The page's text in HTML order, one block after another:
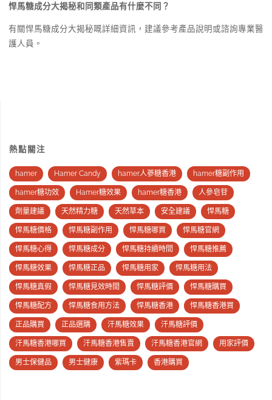
悍馬糖成分大揭秘和同類產品有什麼不同？
有關悍馬糖成分大揭秘嘅詳細資訊，建議參考產品說明或諮詢專業醫
護人員。
熱點關注
hamer Hamer Candy hamer人蔘糖香港 hamer糖副作用
hamer糖功效 Hamer糖效果 hamer糖香港 人參皂苷
劑量建議 天然精力糖 天然草本 安全建議 悍馬糖
悍馬糖價格 悍馬糖副作用 悍馬糖哪買 悍馬糖官網
悍馬糖心得 悍馬糖成分 悍馬糖持續時間 悍馬糖推薦
悍馬糖效果 悍馬糖正品 悍馬糖用家 悍馬糖用法
悍馬糖真假 悍馬糖見效時間 悍馬糖評價 悍馬糖購買
悍馬糖配方 悍馬糖食用方法 悍馬糖香港 悍馬糖香港買
正品購買 正品選購 汗馬糖效果 汗馬糖評價
汗馬糖香港哪買 汗馬糖香港售賣 汗馬糖香港官網 用家評價
男士保健品 男士健康 紫瑪卡 香港購買